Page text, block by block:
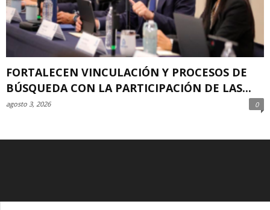
FORTALECEN VINCULACIÓN Y PROCESOS DE
BÚSQUEDA CON LA PARTICIPACIÓN DE LAS...
agosto 3, 2026 0